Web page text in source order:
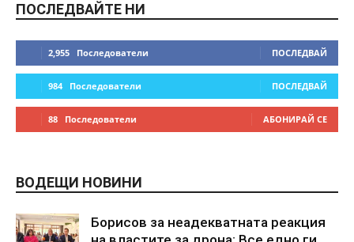
ПОСЛЕДВАЙТЕ НИ
2,955 Последователи ПОСЛЕДВАЙ
984 Последователи ПОСЛЕДВАЙ
88 Последователи АБОНИРАЙ СЕ
ВОДЕЩИ НОВИНИ
Борисов за неадекватната реакция